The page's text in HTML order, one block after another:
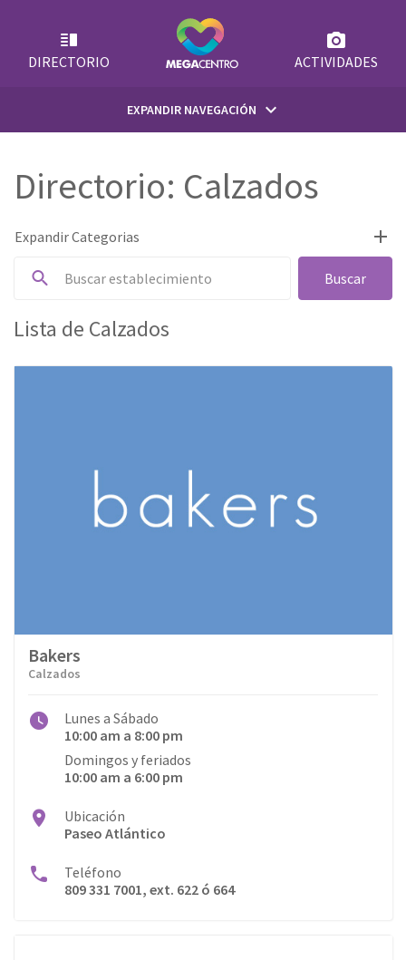
contentDIRECTORIO ACTIVIDADES
EXPANDIR NAVEGACIÓN keyboard_arrow_down
SUGERENCIAS
Directorio: Calzados
Expandir Categorias add
Todos
Calzados
Educación
Entretenimiento
Especializadas
Farmacias
Food Court
Buscar
Lista de Calzados
Bakers
Calzados
Lunes a Sábado
10:00 am a 8:00 pm
Domingos y feriados
10:00 am a 6:00 pm
Ubicación
Paseo Atlántico
Teléfono
809 331 7001, ext. 622 ó 664